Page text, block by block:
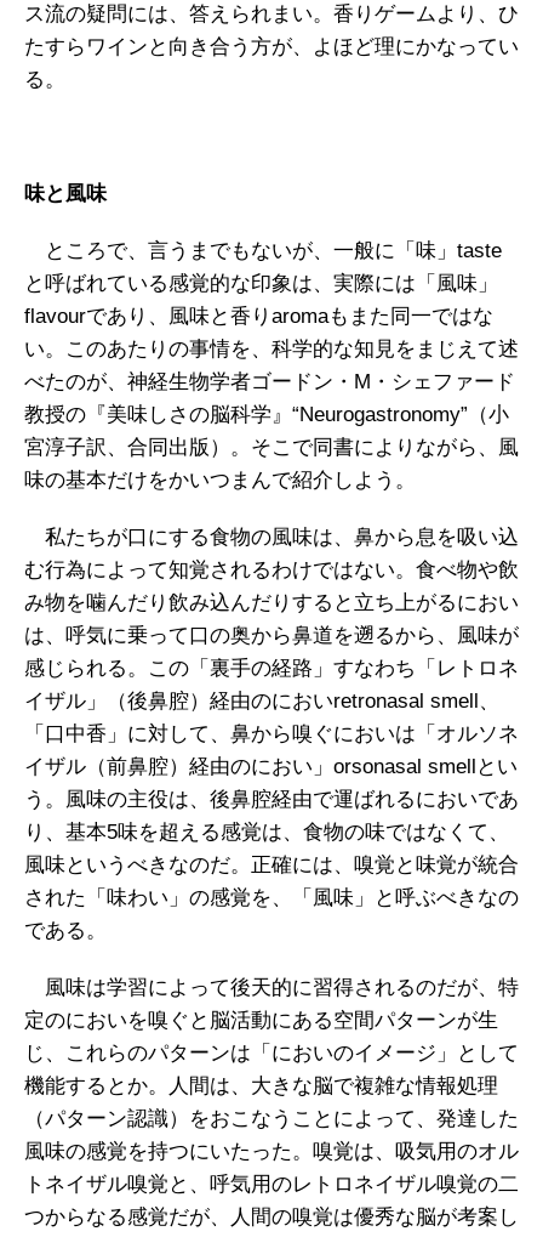
ス流の疑問には、答えられまい。香りゲームより、ひ
たすらワインと向き合う方が、よほど理にかなってい
る。
味と風味
ところで、言うまでもないが、一般に「味」taste
と呼ばれている感覚的な印象は、実際には「風味」
flavourであり、風味と香りaromaもまた同一ではな
い。このあたりの事情を、科学的な知見をまじえて述
べたのが、神経生物学者ゴードン・M・シェファード
教授の『美味しさの脳科学』“Neurogastronomy”（小
宮淳子訳、合同出版）。そこで同書によりながら、風
味の基本だけをかいつまんで紹介しよう。
私たちが口にする食物の風味は、鼻から息を吸い込
む行為によって知覚されるわけではない。食べ物や飲
み物を噛んだり飲み込んだりすると立ち上がるにおい
は、呼気に乗って口の奥から鼻道を遡るから、風味が
感じられる。この「裏手の経路」すなわち「レトロネ
イザル」（後鼻腔）経由のにおいretronasal smell、
「口中香」に対して、鼻から嗅ぐにおいは「オルソネ
イザル（前鼻腔）経由のにおい」orsonasal smellとい
う。風味の主役は、後鼻腔経由で運ばれるにおいであ
り、基本5味を超える感覚は、食物の味ではなくて、
風味というべきなのだ。正確には、嗅覚と味覚が統合
された「味わい」の感覚を、「風味」と呼ぶべきなの
である。
風味は学習によって後天的に習得されるのだが、特
定のにおいを嗅ぐと脳活動にある空間パターンが生
じ、これらのパターンは「においのイメージ」として
機能するとか。人間は、大きな脳で複雑な情報処理
（パターン認識）をおこなうことによって、発達した
風味の感覚を持つにいたった。嗅覚は、吸気用のオル
トネイザル嗅覚と、呼気用のレトロネイザル嗅覚の二
つからなる感覚だが、人間の嗅覚は優秀な脳が考案し